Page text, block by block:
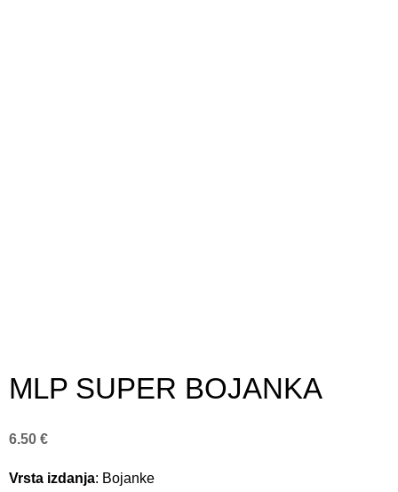
MLP SUPER BOJANKA
6.50 €
Vrsta izdanja: Bojanke